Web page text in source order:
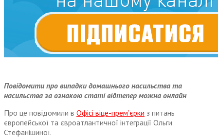
Повідомити про випадки домашнього насильства та
насильства за ознакою статі відтепер можна онлайн
Про це повідомили в Офісі віце-прем’єрки з питань
європейської та євроатлантичної інтеграції Ольги
Стефанішиної.